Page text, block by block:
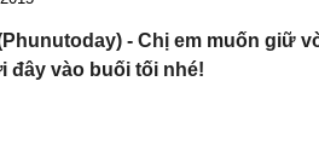
- Chị em muốn giữ
đây vào buối tối nhé!